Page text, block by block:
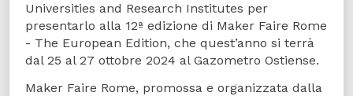
Universities and Research Institutes per
presentarlo alla 12ª edizione di Maker Faire Rome
- The European Edition, che quest’anno si terrà
dal 25 al 27 ottobre 2024 al Gazometro Ostiense.
Maker Faire Rome, promossa e organizzata dalla